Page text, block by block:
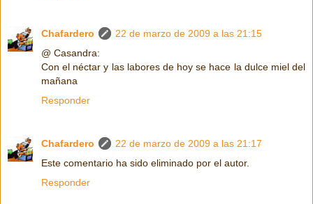
Chafardero
22 de marzo de 2009 a las 21:15
@ Casandra:
Con el néctar y las labores de hoy se hace la dulce miel del
mañana
Responder
Chafardero
22 de marzo de 2009 a las 21:17
Este comentario ha sido eliminado por el autor.
Responder